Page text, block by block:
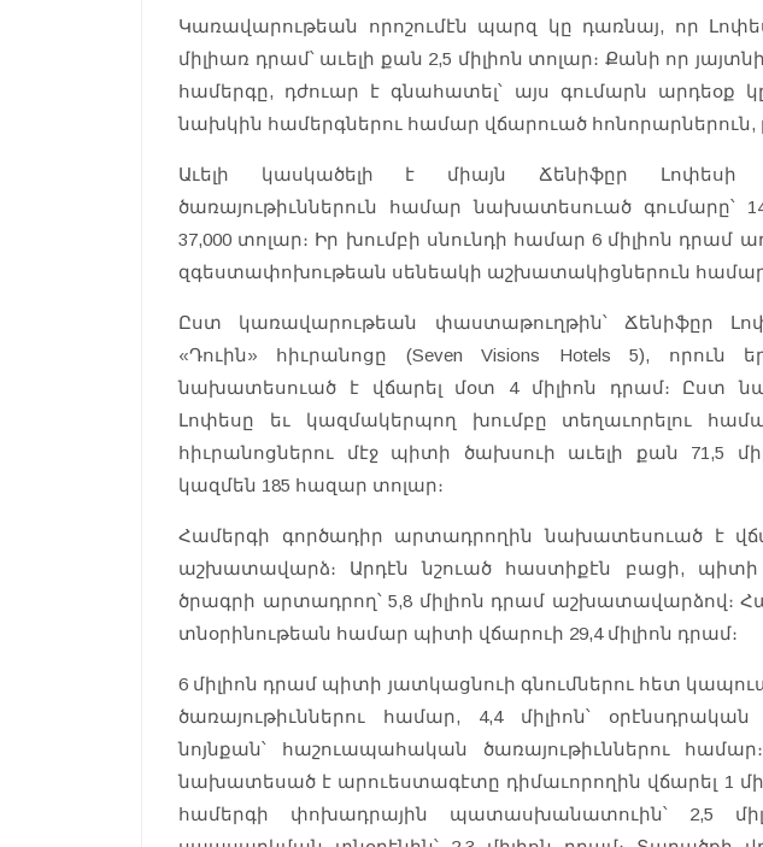
Կառավարութեան որոշումէն պարզ կը դառնայ, որ
միլիառ դրամ՝ աւելի քան 2,5 միլիոն տոլար։ Քանի որ
համերգը, դժուար է գնահատել՝ այս գումարն
նախկին համերգներու համար վճարուած հոնորարներուն,
Աւելի կասկածելի է միայն Ճենիֆըր Լոփեսի
ծառայութիւններուն համար նախատեսուած գումարը՝
37,000 տոլար։ Իր խումբի սնունդի համար 6 միլիոն դրամ
զգեստափոխութեան սենեակի աշխատակիցներուն համար՝
Ըստ կառավարութեան փաստաթուղթին՝ Ճենիֆըր
«Դուին» հիւրանոցը (Seven Visions Hotels 5), որուն
նախատեսուած է վճարել մօտ 4 միլիոն դրամ։ Ըստ
Լոփեսը եւ կազմակերպող խումբը տեղաւորելու
հիւրանոցներու մէջ պիտի ծախսուի աւելի քան 71,5
կազմեն 185 հազար տոլար։
Համերգի գործադիր արտադրողին նախատեսուած է
աշխատավարձ։ Արդէն նշուած հաստիքէն բացի, պիտի
ծրագրի արտադրող՝ 5,8 միլիոն դրամ աշխատավարձով։
տնօրինութեան համար պիտի վճարուի 29,4 միլիոն դրամ։
6 միլիոն դրամ պիտի յատկացնուի գնումներու հետ
ծառայութիւններու համար, 4,4 միլիոն՝
նոյնքան՝ հաշուապահական ծառայութիւններու
նախատեսած է արուեստագէտը դիմաւորողին վճարել 1
համերգի փոխադրային պատասխանատուին՝ 2,5